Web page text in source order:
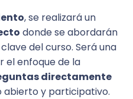
, se realizará un
donde se abordarán
del curso. Será una
el enfoque de la
directamente
abierto y participativo.